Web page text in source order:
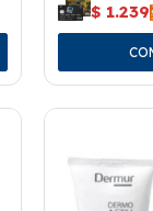
$ 1.239